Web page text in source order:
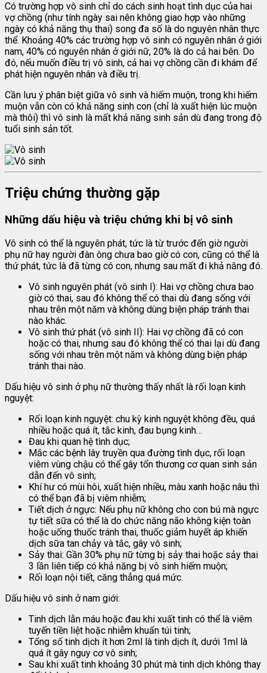
Có trường hợp vô sinh chỉ do cách sinh hoạt tình dục của hai
vợ chồng (như tính ngày sai nên không giao hợp vào những
ngày có khả năng thụ thai) song đa số là do nguyên nhân thực
thể. Khoảng 40% các trường hợp vô sinh có nguyên nhân ở giới
nam, 40% có nguyên nhân ở giới nữ, 20% là do cả hai bên. Do
đó, nếu muốn điều trị vô sinh, cả hai vợ chồng cần đi khám để
phát hiện nguyên nhân và điều trị.
Cần lưu ý phân biệt giữa vô sinh và hiếm muộn, trong khi hiếm
muộn vẫn còn có khả năng sinh con (chỉ là xuất hiện lúc muộn
mà thôi) thì vô sinh là mất khả năng sinh sản dù đang trong độ
tuổi sinh sản tốt.
Triệu chứng thường gặp
Những dấu hiệu và triệu chứng khi bị vô sinh
Vô sinh có thể là nguyên phát, tức là từ trước đến giờ người
phụ nữ hay người đàn ông chưa bao giờ có con, cũng có thể là
thứ phát, tức là đã từng có con, nhưng sau mất đi khả năng đó.
Vô sinh nguyên phát (vô sinh I): Hai vợ chồng chưa bao
giờ có thai, sau đó không thể có thai dù đang sống với
nhau trên một năm và không dùng biện pháp tránh thai
nào khác.
Vô sinh thứ phát (vô sinh II): Hai vợ chồng đã có con
hoặc có thai, nhưng sau đó không thể có thai lại dù đang
sống với nhau trên một năm và không dùng biện pháp
tránh thai nào.
Dấu hiệu vô sinh ở phụ nữ thường thấy nhất là rối loạn kinh
nguyệt:
Rối loạn kinh nguyệt: chu kỳ kinh nguyệt không đều, quá
nhiều hoặc quá ít, tắc kinh, đau bụng kinh…
Đau khi quan hệ tình dục;
Mắc các bệnh lây truyền qua đường tình dục, rối loạn
viêm vùng chậu có thể gây tổn thương cơ quan sinh sản
dẫn đến vô sinh;
Khí hư có mùi hôi, xuất hiện nhiều, màu xanh hoặc nâu thì
có thể bạn đã bị viêm nhiễm;
Tiết dịch ở ngực: Nếu phụ nữ không cho con bú mà ngực
tự tiết sữa có thể là do chức năng não không kiện toàn
hoặc uống thuốc tránh thai, thuốc giảm huyết áp khiến
dịch sữa tan chảy và tắc, gây vô sinh;
Sảy thai: Gần 30% phụ nữ từng bị sảy thai hoặc sảy thai
3 lần liên tiếp có khả năng bị vô sinh hiếm muộn;
Rối loạn nội tiết, căng thẳng quá mức.
Dấu hiệu vô sinh ở nam giới:
Tinh dịch lẫn máu hoặc đau khi xuất tinh có thể là viêm
tuyến tiền liệt hoặc nhiễm khuẩn túi tinh;
Tổng số tinh dịch ít hơn 2ml là tinh dịch ít, dưới 1ml là
quá ít gây nguy cơ vô sinh;
Sau khi xuất tinh khoảng 30 phút mà tinh dịch không thay